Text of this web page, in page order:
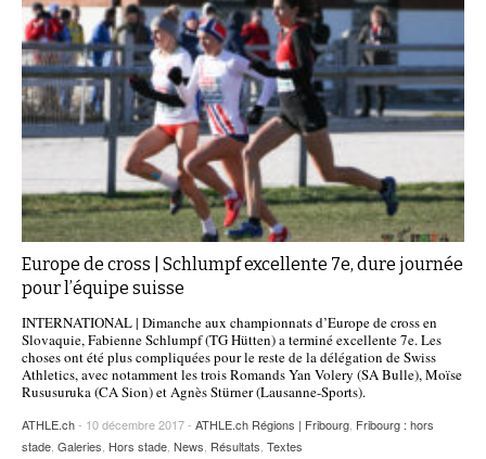
Europe de cross | Schlumpf excellente 7e, dure journée
pour l’équipe suisse
INTERNATIONAL | Dimanche aux championnats d’Europe de cross en
Slovaquie, Fabienne Schlumpf (TG Hütten) a terminé excellente 7e. Les
choses ont été plus compliquées pour le reste de la délégation de Swiss
Athletics, avec notamment les trois Romands Yan Volery (SA Bulle), Moïse
Rususuruka (CA Sion) et Agnès Stürner (Lausanne-Sports).
ATHLE.ch- 10 décembre 2017 - ATHLE.ch Régions | Fribourg Fribourg : hors
stade Galeries Hors stade News Résultats Textes